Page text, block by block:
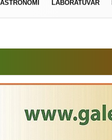
LABORATUVAR